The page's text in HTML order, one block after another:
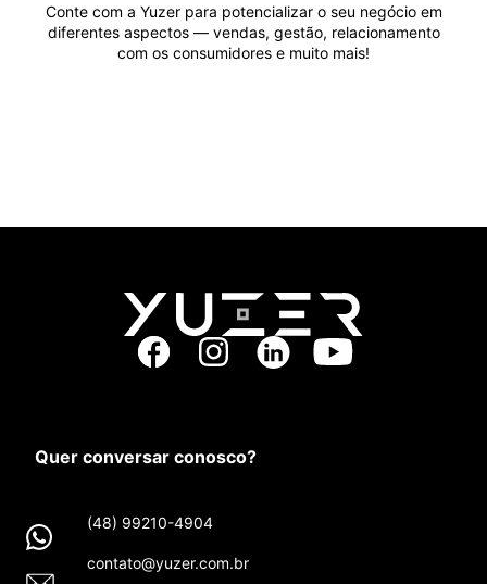
Conte com a Yuzer para potencializar o seu negócio em
diferentes aspectos — vendas, gestão, relacionamento
com os consumidores e muito mais!
Quer conversar conosco?
(48) 99210-4904
contato@yuzer.com.br